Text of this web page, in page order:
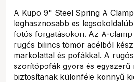
A Kupo 9" Steel Spring A
leghasznosabb és
fotós forgatásokon. Az A-clamp
rugós bilincs tömör acélból
markolattal és pofákkal. A
szorítópofák gyors és egyszerű
biztosítanak különféle könnyű